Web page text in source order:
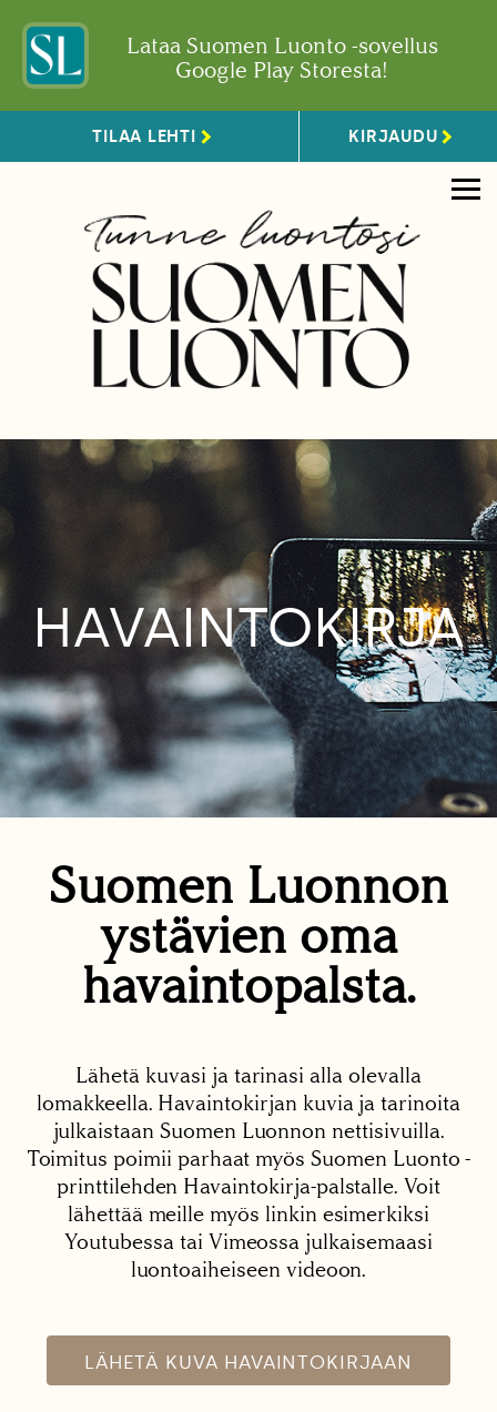
Lataa Suomen Luonto -sovellus
Google Play Storesta!
TILAA LEHTI KIRJAUDU
HAVAINTOKIRJA
Suomen Luonnon
ystävien oma
havaintopalsta.
Lähetä kuvasi ja tarinasi alla olevalla
lomakkeella. Havaintokirjan kuvia ja tarinoita
julkaistaan Suomen Luonnon nettisivuilla.
Toimitus poimii parhaat myös Suomen Luonto -
printtilehden Havaintokirja-palstalle. Voit
lähettää meille myös linkin esimerkiksi
Youtubessa tai Vimeossa julkaisemaasi
luontoaiheiseen videoon.
LÄHETÄ KUVA HAVAINTOKIRJAAN